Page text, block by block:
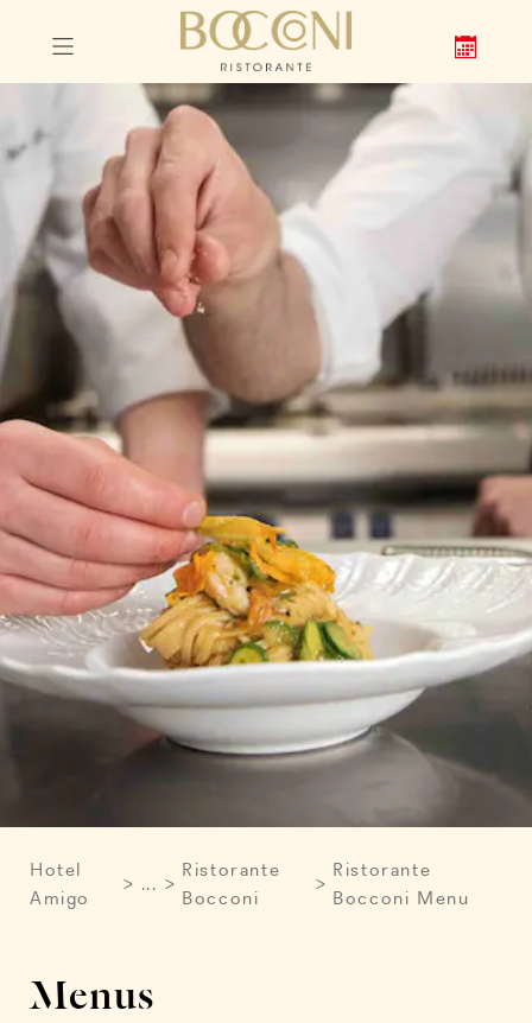
Hotel
Amigo
...
Ristorante
Bocconi
Ristorante
Bocconi Menu
Menus